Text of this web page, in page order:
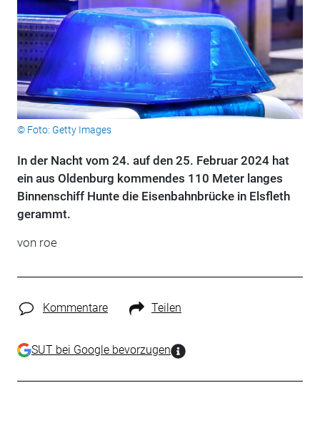
© Foto: Getty Images
In der Nacht vom 24. auf den 25. Februar 2024 hat
ein aus Oldenburg kommendes 110 Meter langes
Binnenschiff Hunte die Eisenbahnbrücke in Elsfleth
gerammt.
von roe
Kommentare Teilen
SUT bei Google bevorzugen